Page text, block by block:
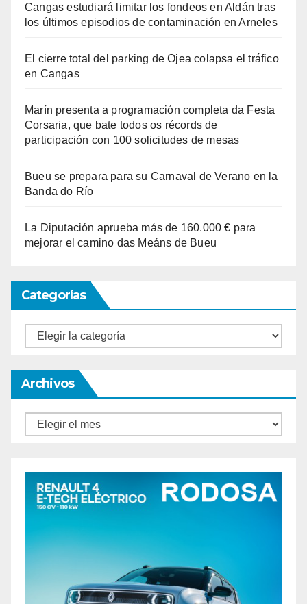
Cangas estudiará limitar los fondeos en Aldán tras
los últimos episodios de contaminación en Arneles
El cierre total del parking de Ojea colapsa el tráfico
en Cangas
Marín presenta a programación completa da Festa
Corsaria, que bate todos os récords de
participación con 100 solicitudes de mesas
Bueu se prepara para su Carnaval de Verano en la
Banda do Río
La Diputación aprueba más de 160.000 € para
mejorar el camino das Meáns de Bueu
Categorías
Categorías
Archivos
Archivos